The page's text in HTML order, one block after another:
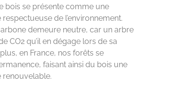
bois se présente comme une
respectueuse de l’environnement.
demeure neutre, car un arbre
CO2 qu’il en dégage lors de sa
en France, nos forêts se
faisant ainsi du bois une
renouvelable.